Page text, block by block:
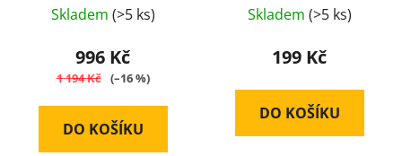
Skladem (>5 ks)
996 Kč
1 194 Kč (–16 %)
DO KOŠÍKU
Skladem (>5 ks)
199 Kč
DO KOŠÍKU